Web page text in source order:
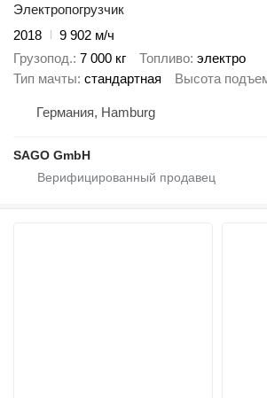
Электропогрузчик
2018
9 902 м/ч
Грузопод. 7 000 кг Топливо электро
Тип мачты стандартная Высота
Германия, Hamburg
SAGO GmbH